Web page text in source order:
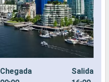
Chegada
Salida